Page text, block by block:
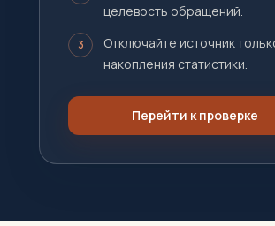
целевость обращений.
3
Отключайте источник
накопления статистики.
Перейти к проверке